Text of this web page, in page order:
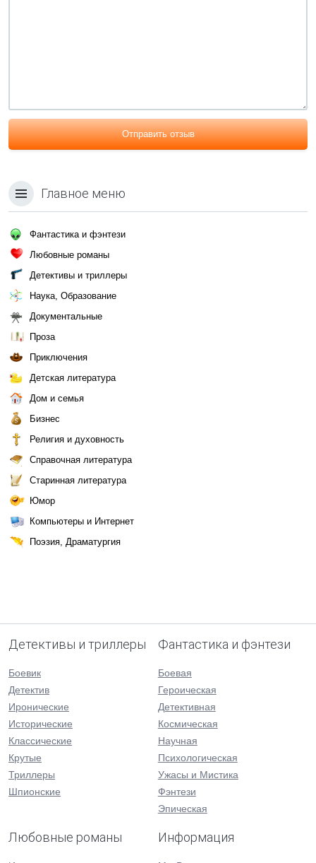
Отправить отзыв
Главное меню
Фантастика и фэнтези
Любовные романы
Детективы и триллеры
Наука, Образование
Документальные
Проза
Приключения
Детская литература
Дом и семья
Бизнес
Религия и духовность
Справочная литература
Старинная литература
Юмор
Компьютеры и Интернет
Поэзия, Драматургия
Детективы и триллеры
Боевик
Детектив
Иронические
Исторические
Классические
Крутые
Триллеры
Шпионские
Фантастика и фэнтези
Боевая
Героическая
Детективная
Космическая
Научная
Психологическая
Ужасы и Мистика
Фэнтези
Эпическая
Любовные романы Информация